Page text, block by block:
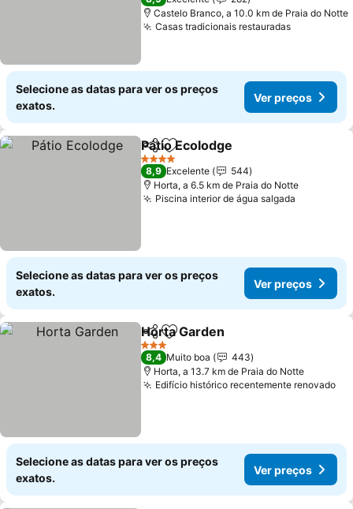
Castelo Branco, a 10.0 km de Praia do Notte
Casas tradicionais restauradasVer
Selecione as datas para ver os preços
exatos.
Ver preços
PartilharAdicionar aos favoritos
Pátio Ecolodge
4 Estrelas
8,9 Excelente
544
Horta, a 6.5 km de Praia do Notte
Piscina interior de água salgada
Selecione as datas para ver os preços
exatos.
Ver preços
PartilharAdicionar aos favoritos
Horta Garden
3 Estrelas
8,4 Muito boa
443
Horta, a 13.7 km de Praia do Notte
Edifício histórico recentemente renovado
Selecione as datas para ver os preços
exatos.
Ver preços